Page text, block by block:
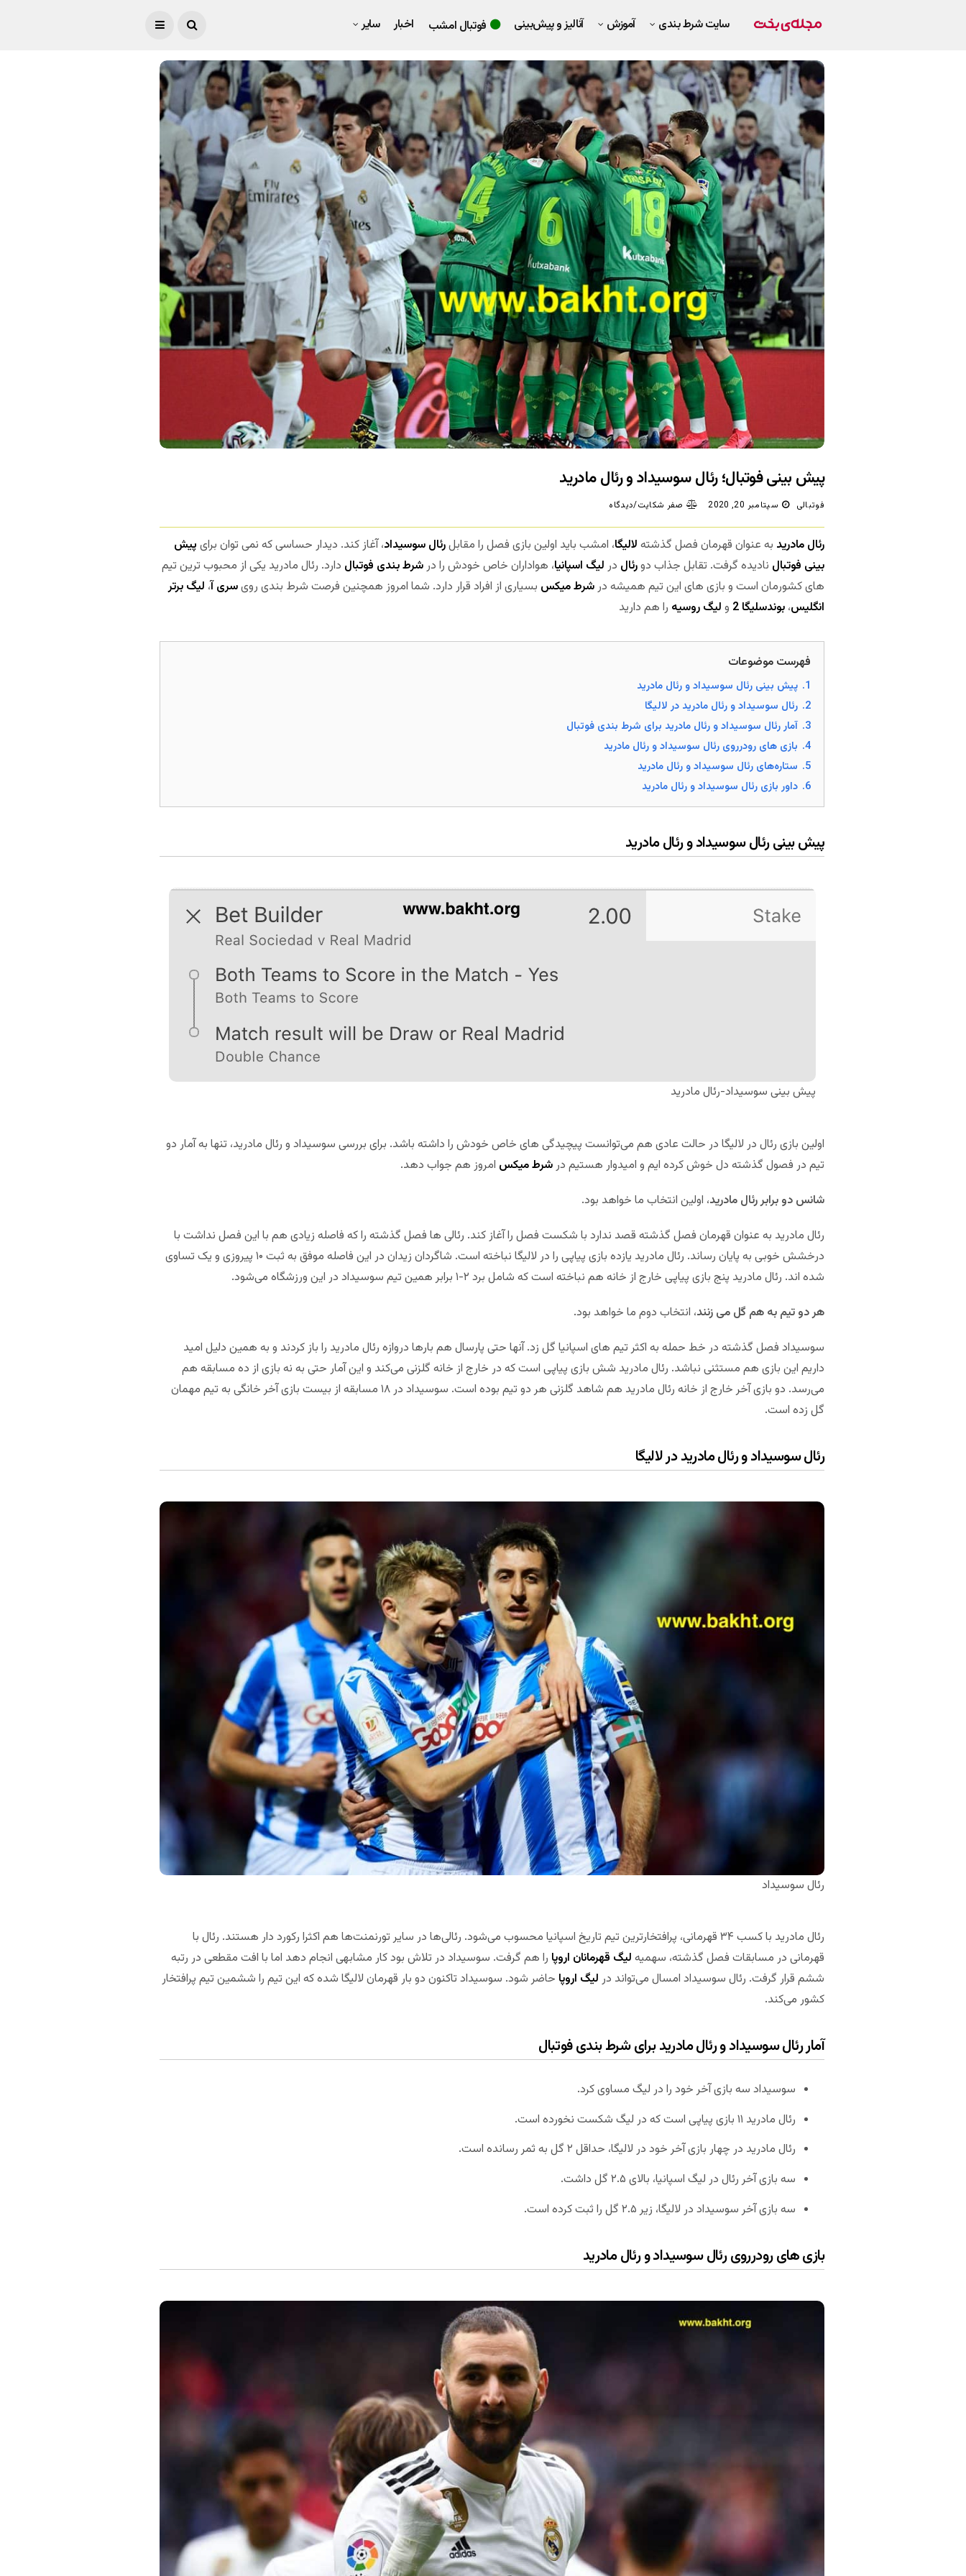
سایت شرط بندی آموزش آنالیز و پیش‌بینی فوتبال امشب اخبار سایر
پیش بینی فوتبال؛ رئال سوسیداد و رئال مادرید
فوتبالی سپتامبر 20, 2020 صفر شکایت/دیدگاه
رئال مادرید به عنوان قهرمان فصل گذشته لالیگا، امشب باید اولین بازی فصل را مقابلرئال سوسیداد، آغاز کند. دیدار حساسی که نمی توان برای پیش
بینی فوتبال نادیده گرفت. تقابل جذاب دورئال در لیگ اسپانیا، هواداران خاص خودش را در شرط بندی فوتبال دارد. رئال مادرید یکی از محبوب ترین تیم
های کشورمان است و بازی های این تیم همیشه در شرط میکس بسیاری از افراد قرار دارد. شما امروز همچنین فرصت شرط بندی رویسری آ، لیگ برتر
انگلیس، بوندسلیگا 2 و لیگ روسیه را هم دارید
فهرست موضوعات
1. پیش بینی رئال سوسیداد و رئال مادرید
2. رئال سوسیداد و رئال مادرید در لالیگا
3. آمار رئال سوسیداد و رئال مادرید برای شرط بندی فوتبال
4. بازی های رودرروی رئال سوسیداد و رئال مادرید
5. ستاره‌های رئال سوسیداد و رئال مادرید
6. داور بازی رئال سوسیداد و رئال مادرید
پیش بینی رئال سوسیداد و رئال مادرید
پیش بینی سوسیداد-رئال مادرید
اولین بازی رئال در لالیگا در حالت عادی هم می‌توانست پیچیدگی های خاص خودش را داشته باشد. برای بررسی سوسیداد و رئال مادرید، تنها به آمار دو
تیم در فصول گذشته دل خوش کرده ایم و امیدوار هستیم در شرط میکس امروز هم جواب دهد.
شانس دو برابر رئال مادرید، اولین انتخاب ما خواهد بود.
رئال مادرید به عنوان قهرمان فصل گذشته قصد ندارد با شکست فصل را آغاز کند. رئالی ها فصل گذشته را که فاصله زیادی هم با این فصل نداشت با
درخشش خوبی به پایان رساند. رئال مادرید یازده بازی پیاپی را در لالیگا نباخته است. شاگردان زیدان در این فاصله موفق به ثبت ۱۰ پیروزی و یک تساوی
شده اند. رئال مادرید پنج بازی پیاپی خارج از خانه هم نباخته است که شامل برد ۲-۱ برابر همین تیم سوسیداد در این ورزشگاه می‌شود.
هر دو تیم به هم گل می زنند، انتخاب دوم ما خواهد بود.
سوسیداد فصل گذشته در خط حمله به اکثر تیم های اسپانیا گل زد. آنها حتی پارسال هم بارها دروازه رئال مادرید را باز کردند و به همین دلیل امید
داریم این بازی هم مستثنی نباشد. رئال مادرید شش بازی پیاپی است که در خارج از خانه گلزنی می‌کند و این آمار حتی به نه بازی از ده مسابقه هم
می‌رسد. دو بازی آخر خارج از خانه رئال مادرید هم شاهد گلزنی هر دو تیم بوده است. سوسیداد در ۱۸ مسابقه از بیست بازی آخر خانگی به تیم مهمان
گل زده است.
رئال سوسیداد و رئال مادرید در لالیگا
رئال سوسیداد
رئال مادرید با کسب ۳۴ قهرمانی، پرافتخارترین تیم تاریخ اسپانیا محسوب می‌شود. رئالی‌ها در سایر تورنمنت‌ها هم اکثرا رکورد دار هستند. رئال با
قهرمانی در مسابقات فصل گذشته، سهمیه لیگ قهرمانان اروپا را هم گرفت. سوسیداد در تلاش بود کار مشابهی انجام دهد اما با افت مقطعی در رتبه
ششم قرار گرفت. رئال سوسیداد امسال می‌تواند در لیگ اروپا حاضر شود. سوسیداد تاکنون دو بار قهرمان لالیگا شده که این تیم را ششمین تیم پرافتخار
کشور می‌کند.
آمار رئال سوسیداد و رئال مادرید برای شرط بندی فوتبال
سوسیداد سه بازی آخر خود را در لیگ مساوی کرد.
رئال مادرید ۱۱ بازی پیاپی است که در لیگ شکست نخورده است.
رئال مادرید در چهار بازی آخر خود در لالیگا، حداقل ۲ گل به ثمر رسانده است.
سه بازی آخر رئال در لیگ اسپانیا، بالای ۲.۵ گل داشت.
سه بازی آخر سوسیداد در لالیگا، زیر ۲.۵ گل را ثبت کرده است.
بازی های رودرروی رئال سوسیداد و رئال مادرید